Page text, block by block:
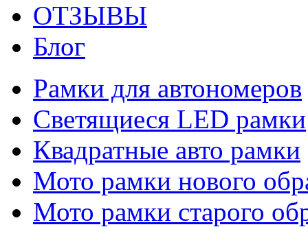
ОТЗЫВЫ
Блог
Рамки для автономеров
Светящиеся LED рамки
Квадратные авто рамки
Мото рамки нового
Мото рамки старого